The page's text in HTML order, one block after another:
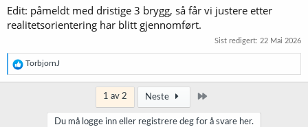
Edit: påmeldt med dristige 3 brygg, så får vi justere etter
realitetsorientering har blitt gjennomført.
Sist redigert: 22 Mai 2026
R
e
a
TorbjornJ
1 av 2 Neste
Du må logge inn eller registrere deg for å svare her.